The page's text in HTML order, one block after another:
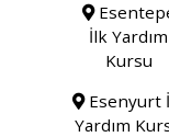
İlk Yardım
Kursu
Esenyurt
Yardım